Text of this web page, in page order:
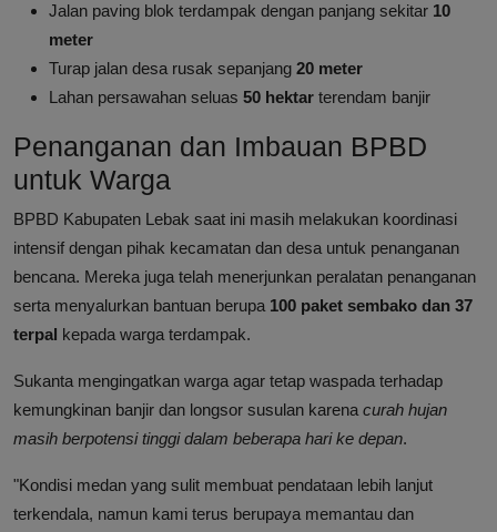
Jalan paving blok terdampak dengan panjang sekitar 10
meter
Turap jalan desa rusak sepanjang 20 meter
Lahan persawahan seluas 50 hektar terendam banjir
Penanganan dan Imbauan BPBD
untuk Warga
BPBD Kabupaten Lebak saat ini masih melakukan koordinasi
intensif dengan pihak kecamatan dan desa untuk penanganan
bencana. Mereka juga telah menerjunkan peralatan penanganan
serta menyalurkan bantuan berupa 100 paket sembako dan 37
terpal kepada warga terdampak.
Sukanta mengingatkan warga agar tetap waspada terhadap
kemungkinan banjir dan longsor susulan karena curah hujan
masih berpotensi tinggi dalam beberapa hari ke depan.
"Kondisi medan yang sulit membuat pendataan lebih lanjut
terkendala, namun kami terus berupaya memantau dan